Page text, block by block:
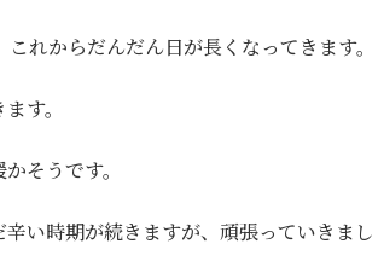
れからだんだん日が長くなってきます。
す。
そうです。
い時期が続きますが、頑張っていきまし